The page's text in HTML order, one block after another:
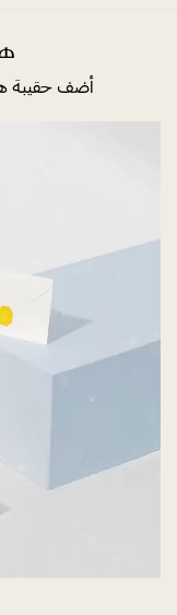
أضف حقيبة